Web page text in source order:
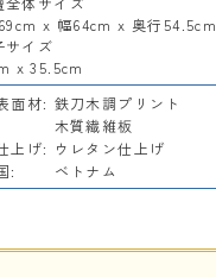
x 幅64cm x 奥行54.5cm
サイズ
x 35.5cm
面材: 鉄刀木調プリント
木質繊維板
上げ: ウレタン仕上げ
:
ベトナム